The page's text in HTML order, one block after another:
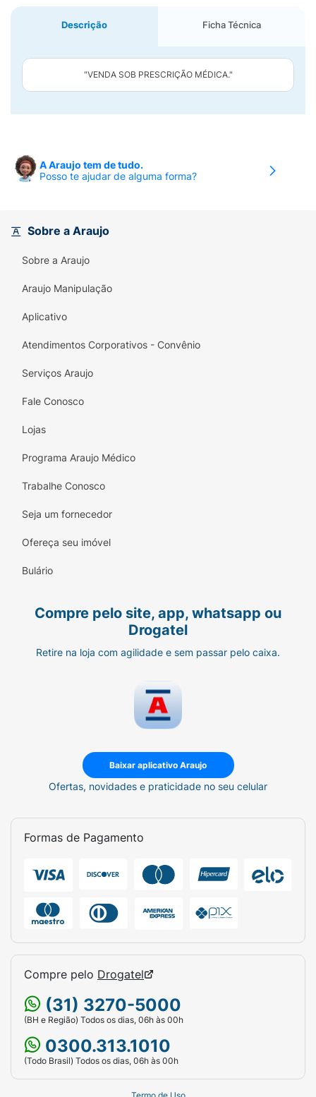
Descrição Ficha Técnica
"VENDA SOB PRESCRIÇÃO MÉDICA."
A Araujo tem de tudo.
Posso te ajudar de alguma forma?
Sobre a Araujo
Sobre a Araujo
Araujo Manipulação
Aplicativo
Atendimentos Corporativos - Convênio
Serviços Araujo
Fale Conosco
Lojas
Programa Araujo Médico
Trabalhe Conosco
Seja um fornecedor
Ofereça seu imóvel
Bulário
Compre pelo site, app, whatsapp ou
Drogatel
Retire na loja com agilidade e sem passar pelo caixa.
Baixar aplicativo Araujo
Ofertas, novidades e praticidade no seu celular
Formas de Pagamento
Compre pelo Drogatel
(31) 3270-5000
(BH e Região) Todos os dias, 06h às 00h
0300.313.1010
(Todo Brasil) Todos os dias, 06h às 00h